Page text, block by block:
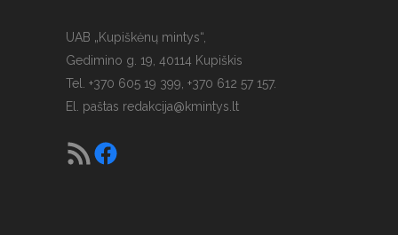
UAB „Kupiškėnų mintys“,
Gedimino g. 19, 40114 Kupiškis
Tel. +370 605 19 399, +370 612 57 157.
El. paštas redakcija@kmintys.lt